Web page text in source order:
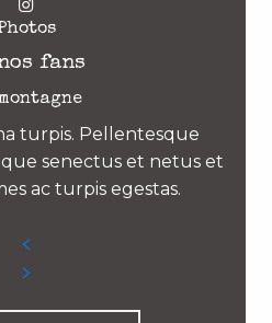
fans
turpis. Pellentesque
senectus et netus et
ac turpis egestas.